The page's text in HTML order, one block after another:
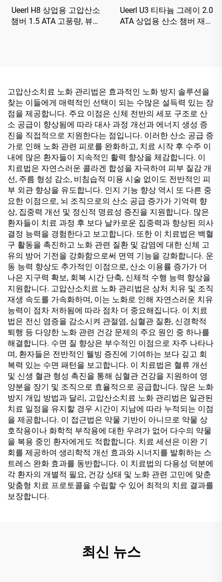
Ueerl H8 상업용 고압산소
챔버 1.5 ATA 고풍량, 뷰티
Ueerl U3 티타늄 그레이 2.0
ATA 상업용 산소 챔버 재활
고압산소치료 노화 관리법은 효과적인 노화 방지 솔루션을
찾는 이들에게 매력적인 선택이 되는 수많은 설득력 있는 장
점을 제공합니다. 주요 이점은 신체 전반의 세포 구조로 산
소 공급이 향상됨에 따라 대사 과정 개선과 에너지 생성 증
진을 직접적으로 지원한다는 점입니다. 이러한 산소 공급 증
가로 인해 노화 관련 피로를 완화하고, 치료 시작 후 수주 이
내에 많은 환자들이 지속적인 활력 향상을 체감합니다. 이
치료법은 자연스러운 콜라겐 합성을 자극하여 피부 질감 개
선, 주름 형성 감소, 비침습적 미용 시술 없이도 전반적인 피
부 외관 향상을 유도합니다. 인지 기능 향상 역시 또 다른 중
요한 이점으로, 뇌 조직으로의 산소 공급 증가가 기억력 향
상, 집중력 개선 및 정신적 명료성 증진을 지원합니다. 많은
환자들이 치료 과정 후 보다 날카로운 집중력과 향상된 의사
결정 능력을 경험한다고 보고합니다. 또한 이 치료법은 백혈
구 활동을 촉진하고 노화 관련 질환 및 감염에 대한 신체 고
유의 방어 기전을 강화함으로써 면역 기능을 강화합니다. 운
동 능력 향상도 추가적인 이점으로, 산소 이용률 증가가 더
나은 지구력 확보, 회복 시간 단축, 신체적 수행 능력 향상을
지원합니다. 고압산소치료 노화 관리법은 상처 치유 및 조직
재생 속도를 가속화하며, 이는 노화로 인해 자연스러운 치유
능력이 점차 저하됨에 따라 점차 더 중요해집니다. 이 치료
법은 전신 염증을 감소시켜 관절염, 심혈관 질환, 신경학적
퇴행 등 다양한 노화 관련 건강 문제의 주요 원인 중 하나를
해결합니다. 수면 질 향상은 부수적인 이점으로 자주 나타나
며, 환자들은 전반적인 웰빙 증진에 기여하는 보다 깊고 회
복력 있는 수면 패턴을 보고합니다. 이 치료법은 혈류 개선
및 신생 혈관 형성 촉진을 통해 심혈관 건강을 지원하여 영
양분을 장기 및 조직으로 효율적으로 공급합니다. 많은 노화
방지 개입 방법과 달리, 고압산소치료 노화 관리법은 일관된
치료 일정을 유지할 경우 시간이 지남에 따라 누적되는 이점
을 제공합니다. 이 접근법은 약물 기반이 아니므로 약물 상
호작용이나 화학적 부작용에 대한 우려가 없어 다수의 약물
을 복용 중인 환자에게도 적합합니다. 치료 세션은 이완 기
회를 제공하여 생리학적 개선 효과와 시너지를 발휘하는 스
트레스 완화 효과를 동반합니다. 이 치료법의 다용성 덕분에
각 환자의 개별적 필요, 건강 상태 및 노화 관련 고민에 맞춘
맞춤형 치료 프로토콜을 수립할 수 있어 최적의 치료 결과를
보장합니다.
최신 뉴스